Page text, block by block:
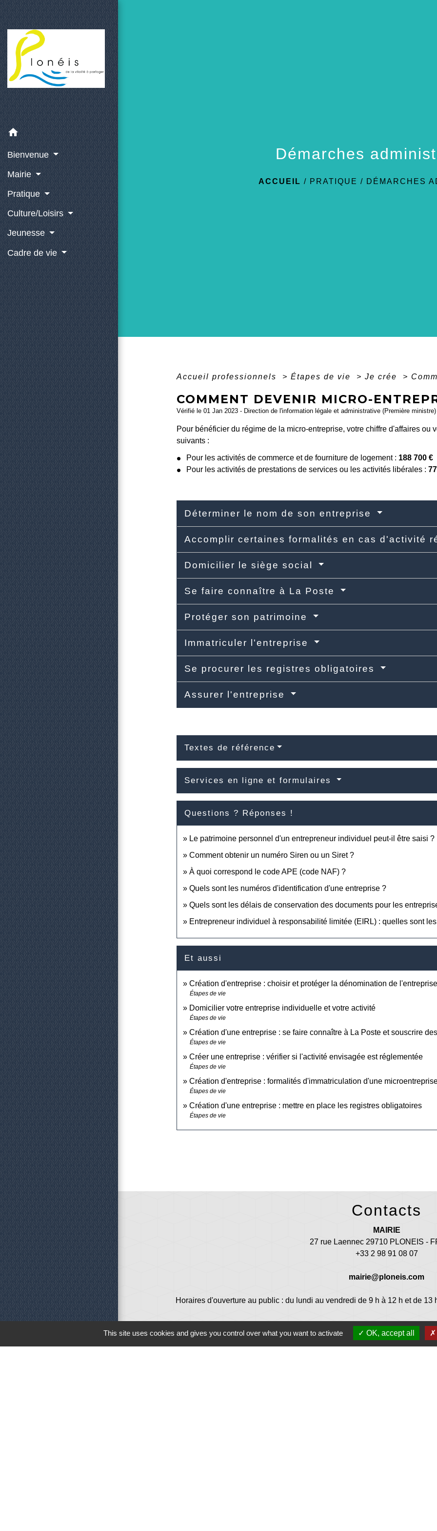
home
Bienvenue
Mairie
Pratique
Culture/Loisirs
Jeunesse
Cadre de vie
Démarches
ACCUEIL / PRATIQUE / DÉMARCHES
Accueil professionnels > Étapes de vie > Je crée >
COMMENT DEVENIR MICRO-
Vérifié le 01 Jan 2023 - Direction de l'information légale et administrative (Première ministre)
Pour bénéficier du régime de la micro-entreprise, votre chiffre d'affaires ou
suivants :
Pour les activités de commerce et de fourniture de logement : 188 700 €
Pour les activités de prestations de services ou les activités libérales :
Déterminer le nom de son entreprise
Accomplir certaines formalités en cas d'activité
Domicilier le siège social
Se faire connaître à La Poste
Protéger son patrimoine
Immatriculer l'entreprise
Se procurer les registres obligatoires
Assurer l'entreprise
Textes de référence
Services en ligne et formulaires
Questions ? Réponses !
Le patrimoine personnel d'un entrepreneur individuel peut-il être saisi ?
Comment obtenir un numéro Siren ou un Siret ?
À quoi correspond le code APE (code NAF) ?
Quels sont les numéros d'identification d'une entreprise ?
Quels sont les délais de conservation des documents pour les
Entrepreneur individuel à responsabilité limitée (EIRL) : quelles sont
Et aussi
Création d'entreprise : choisir et protéger la dénomination de l'entreprise
Étapes de vie
Domicilier votre entreprise individuelle et votre activité
Étapes de vie
Création d'une entreprise : se faire connaître à La Poste et souscrire
Étapes de vie
Créer une entreprise : vérifier si l'activité envisagée est réglementée
Étapes de vie
Création d'entreprise : formalités d'immatriculation d'une
Étapes de vie
Création d'une entreprise : mettre en place les registres obligatoires
Étapes de vie
Contacts
MAIRIE
27 rue Laennec 29710 PLONEIS -
+33 2 98 91 08 07
mairie@ploneis.com
Horaires d'ouverture au public : du lundi au vendredi de 9 h à 12 h et de
This site uses cookies and gives you control over what you want to activate OK, accept all